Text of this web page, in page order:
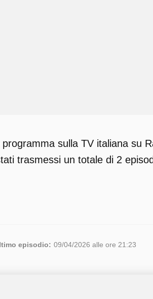
sulla TV italiana su
trasmessi un totale di 2
episodio: 09/04/2026 alle ore 21:23